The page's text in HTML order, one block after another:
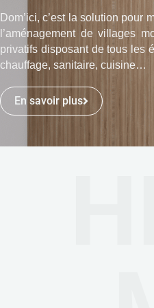
Dom’ici, c’est la solution pour
l’aménagement de villages
privatifs disposant de tous les
chauffage, sanitaire, cuisine…
En savoir plus